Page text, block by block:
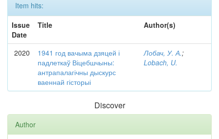
Item hits:
Issue
Date
Title Author(s)
2020
1941 год вачыма дзяцей і
падлеткаў Віцебшчыны:
антрапалагічны дыскурс
ваеннай гісторыі
Лобач, У. А.;
Lobach, U.
Discover
Author